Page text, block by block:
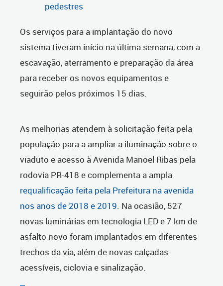
pedestres
Os serviços para a implantação do novo
sistema tiveram início na última semana, com a
escavação, aterramento e preparação da área
para receber os novos equipamentos e
seguirão pelos próximos 15 dias.
As melhorias atendem à solicitação feita pela
população para a ampliar a iluminação sobre o
viaduto e acesso à Avenida Manoel Ribas pela
rodovia PR-418 e complementa a ampla
requalificação feita pela Prefeitura na avenida
nos anos de 2018 e 2019. Na ocasião, 527
novas luminárias em tecnologia LED e 7 km de
asfalto novo foram implantados em diferentes
trechos da via, além de novas calçadas
acessíveis, ciclovia e sinalização.